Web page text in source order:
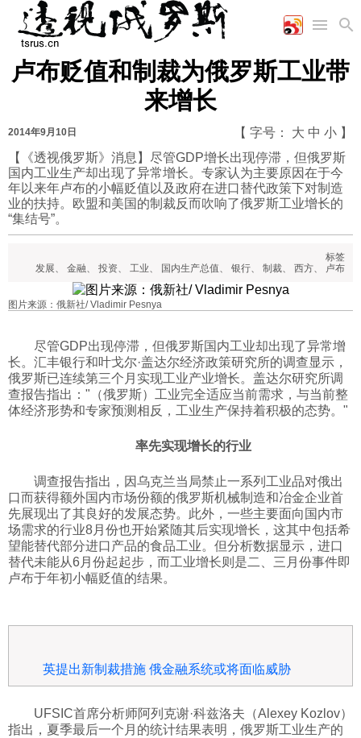
首页
国际
时政
军事
陆军
军事合作
经济
工业
能源
农业
科技
文化
美食
娱乐
历史
体育
视听
图片新闻
漫画
视频
图表
卢布贬值和制裁为俄罗斯工业带
来增长
2014年9月10日 【 字号： 大 中 小 】
【《透视俄罗斯》消息】尽管GDP增长出现停滞，但俄罗斯
国内工业生产却出现了异常增长。专家认为主要原因在于今
年以来年卢布的小幅贬值以及政府在进口替代政策下对制造
业的扶持。欧盟和美国的制裁反而吹响了俄罗斯工业增长的
“集结号”。
标签
发展、 金融、 投资、 工业、 国内生产总值、 银行、 制裁、 西方、 卢布
图片来源：俄新社/ Vladimir Pesnya
尽管GDP出现停滞，但俄罗斯国内工业却出现了异常增
长。汇丰银行和叶戈尔·盖达尔经济政策研究所的调查显示，
俄罗斯已连续第三个月实现工业产业增长。盖达尔研究所调
查报告指出："（俄罗斯）工业完全适应当前需求，与当前整
体经济形势和专家预测相反，工业生产保持着积极的态势。"
率先实现增长的行业
调查报告指出，因乌克兰当局禁止一系列工业品对俄出
口而获得额外国内市场份额的俄罗斯机械制造和冶金企业首
先展现出了其良好的发展态势。此外，一些主要面向国内市
场需求的行业8月份也开始紧随其后实现增长，这其中包括希
望能替代部分进口产品的食品工业。但分析数据显示，进口
替代未能从6月份起起步，而工业增长则是二、三月份事件即
卢布于年初小幅贬值的结果。
英提出新制裁措施 俄金融系统或将面临威胁
UFSIC首席分析师阿列克谢·科兹洛夫（Alexey Kozlov）
指出，夏季最后一个月的统计结果表明，俄罗斯工业生产的